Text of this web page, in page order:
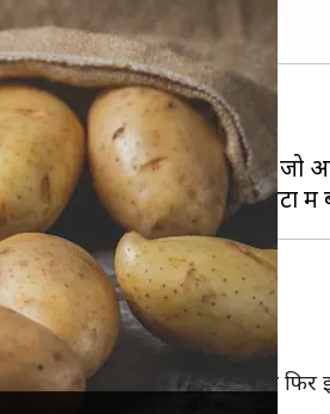
किया जाता है।
भी बनाए जा सकते हैं, जो
टिक्कियां बनाई जाती हैं और फिर